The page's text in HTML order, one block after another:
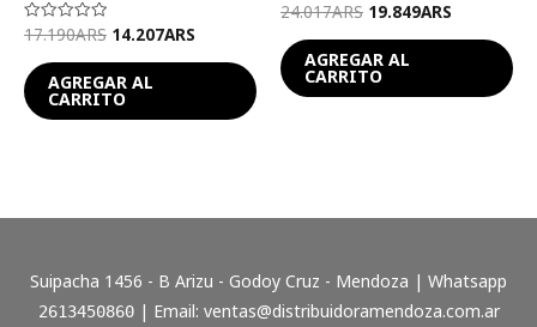
Valorado
de
5
17.190ARS 14.207ARS
AGREGAR AL
CARRITO
Valorado
de
5
24.017ARS 19.849ARS
AGREGAR AL
CARRITO
Suipacha 1456 - B Arizu - Godoy Cruz - Mendoza | Whatsapp
2613450860| Email: ventas@distribuidoramendoza.com.ar